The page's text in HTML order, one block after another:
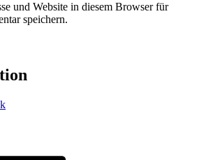
und Website in diesem Browser für
speichern.